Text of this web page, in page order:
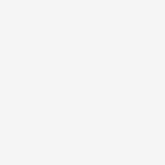
Agua con Filtro Antical y Digital